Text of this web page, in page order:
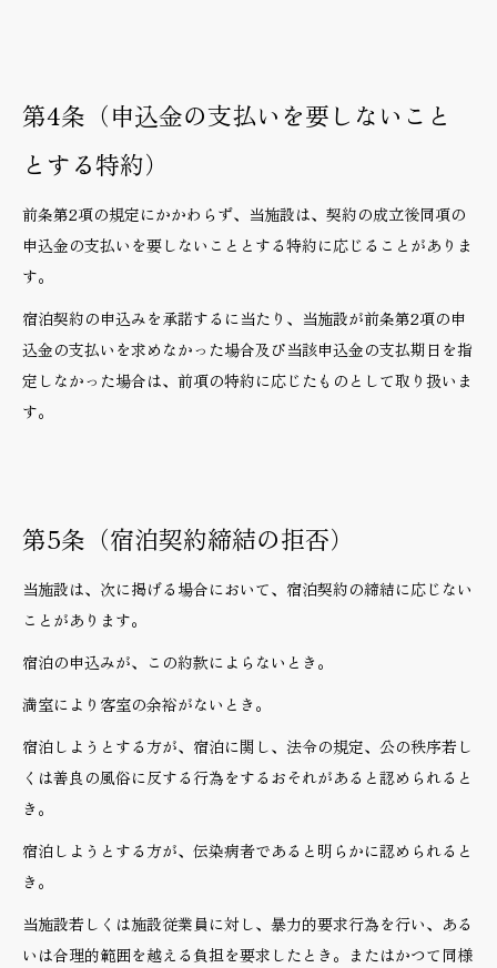
第4条（申込金の支払いを要しないこと
とする特約）
前条第2項の規定にかかわらず、当施設は、契約の成立後同項の
申込金の支払いを要しないこととする特約に応じることがありま
す。
宿泊契約の申込みを承諾するに当たり、当施設が前条第2項の申
込金の支払いを求めなかった場合及び当該申込金の支払期日を指
定しなかった場合は、前項の特約に応じたものとして取り扱いま
す。
第5条（宿泊契約締結の拒否）
当施設は、次に掲げる場合において、宿泊契約の締結に応じない
ことがあります。
宿泊の申込みが、この約款によらないとき。
満室により客室の余裕がないとき。
宿泊しようとする方が、宿泊に関し、法令の規定、公の秩序若し
くは善良の風俗に反する行為をするおそれがあると認められると
き。
宿泊しようとする方が、伝染病者であると明らかに認められると
き。
当施設若しくは施設従業員に対し、暴力的要求行為を行い、ある
いは合理的範囲を越える負担を要求したとき。またはかつて同様